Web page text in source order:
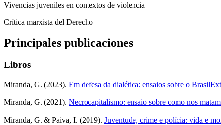
Vivencias juveniles en contextos de violencia
Crítica marxista del Derecho
Principales publicaciones
Libros
Miranda, G. (2023). Em defesa da dialética: ensaios sobre o Brasil
Miranda, G. (2021). Necrocapitalismo: ensaio sobre como nos matam
Miranda, G. & Paiva, I. (2019). Juventude, crime e polícia: vida e